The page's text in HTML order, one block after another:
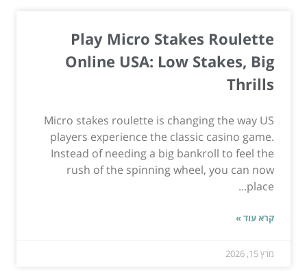
Play Micro Stakes Roulette
Online USA: Low Stakes, Big
Thrills
Micro stakes roulette is changing the way US
players experience the classic casino game.
Instead of needing a big bankroll to feel the
rush of the spinning wheel, you can now
place...
קרא עוד »
מרץ 15, 2026